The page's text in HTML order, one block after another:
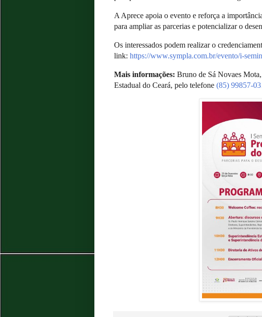
A Aprece apoia o evento e reforça a
para ampliar as parcerias e potencializar o
Os interessados podem realizar o
link: https://www.sympla.com.br/evento/i-
Mais informações: Bruno de Sá Novaes
Estadual do Ceará, pelo telefone (85) 99857-